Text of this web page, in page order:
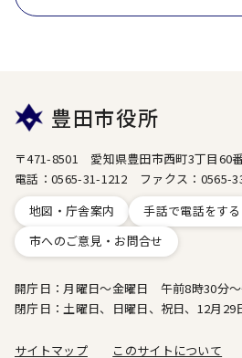
豊田市役所
〒471-8501 愛知県豊田市西町3丁目60
電話：0565-31-1212 ファクス：0565-
地図・庁舎案内
手話で電話をする
市へのご意見・お問合せ
開庁日：月曜日～金曜日 午前8時30分
閉庁日：土曜日、日曜日、祝日、12月29
サイトマップ このサイトについて